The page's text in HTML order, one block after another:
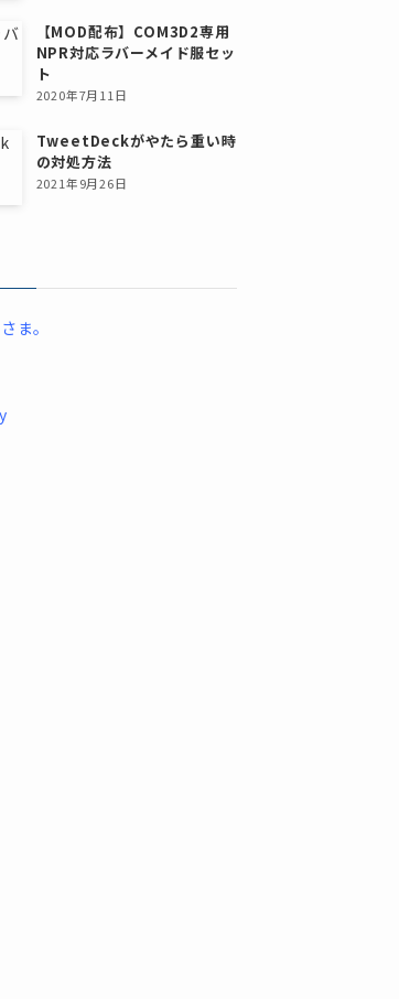
【MOD配布】COM3D2専用
NPR対応ラバーメイド服セッ
ト
2020年7月11日
TweetDeckがやたら重い時
の対処方法
2021年9月26日